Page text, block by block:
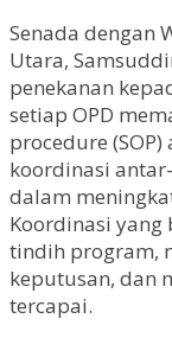
Senada dengan
Utara,
penekanan
setiap OPD
procedure
koordinasi
dalam
Koordinasi
tindih program,
keputusan, dan
tercapai.